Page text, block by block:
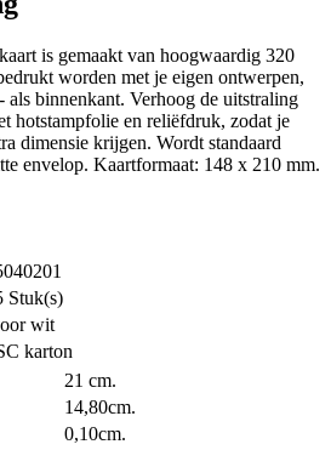
is gemaakt van hoogwaardig 320
worden met je eigen ontwerpen,
als binnenkant. Verhoog de uitstraling
hotstampfolie en reliëfdruk, zodat je
dimensie krijgen. Wordt standaard
envelop. Kaartformaat: 148 x 210 mm.
Stuk(s)
wit
karton
21 cm.
14,80cm.
0,10cm.